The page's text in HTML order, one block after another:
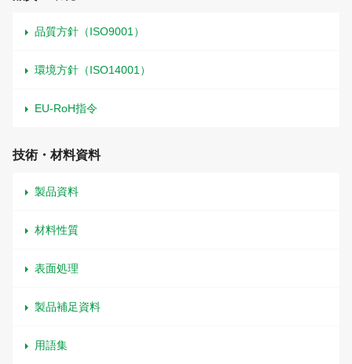
品質方針（ISO9001）
環境方針（ISO14001）
EU-RoH指令
技術・材料資料
製品資料
材料性質
表面処理
製品補足資料
用語集